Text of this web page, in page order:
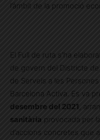
l’àmbit de la promoció
El Full de ruta s’ha
de govern del Districte de
de Serveis a les
Barcelona Activa. Es va
desembre del 2021 ,
sanitària provocada per la
d’accions concretes que